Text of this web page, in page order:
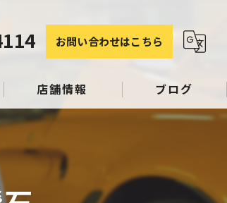
お問い合わせはこちら
店舗情報 ブログ